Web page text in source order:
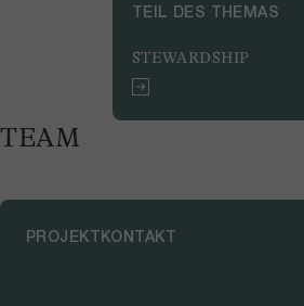
TEIL DES THEMAS
STEWARDSHIP
TEAM
PROJEKTKONTAKT